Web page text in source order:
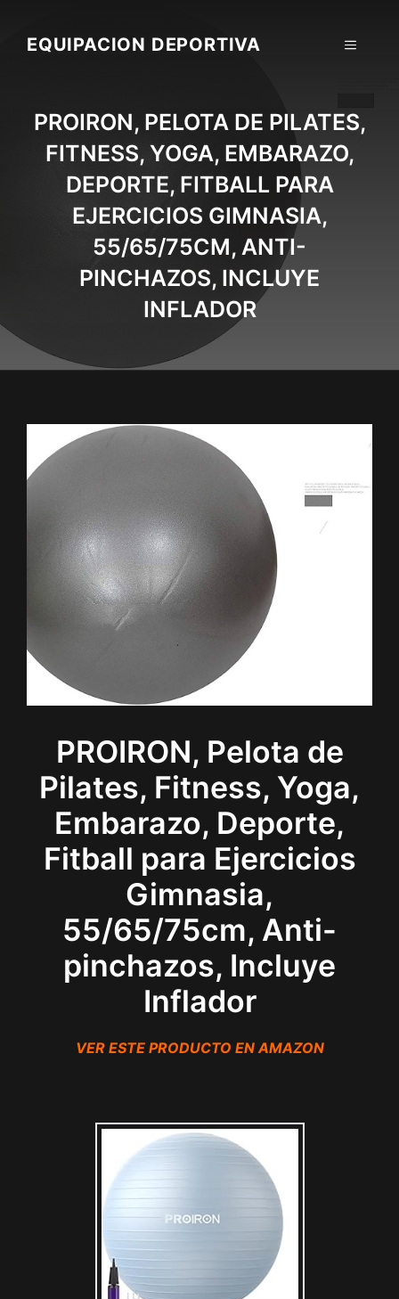
contentEQUIPACION DEPORTIVA MENU
PROIRON, PELOTA DE PILATES,
FITNESS, YOGA, EMBARAZO,
DEPORTE, FITBALL PARA
EJERCICIOS GIMNASIA,
55/65/75CM, ANTI-
PINCHAZOS, INCLUYE
INFLADOR
PROIRON, Pelota de
Pilates, Fitness, Yoga,
Embarazo, Deporte,
Fitball para Ejercicios
Gimnasia,
55/65/75cm, Anti-
pinchazos, Incluye
Inflador
VER ESTE PRODUCTO EN AMAZON